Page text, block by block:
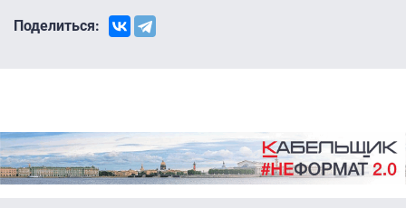
Поделиться: